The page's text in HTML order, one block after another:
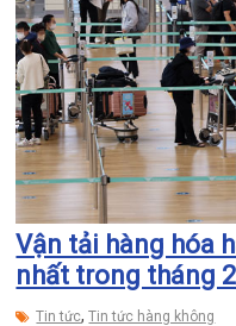
Vận tải hàng hóa
nhất trong tháng
Tin tức,Tin tức hàng không